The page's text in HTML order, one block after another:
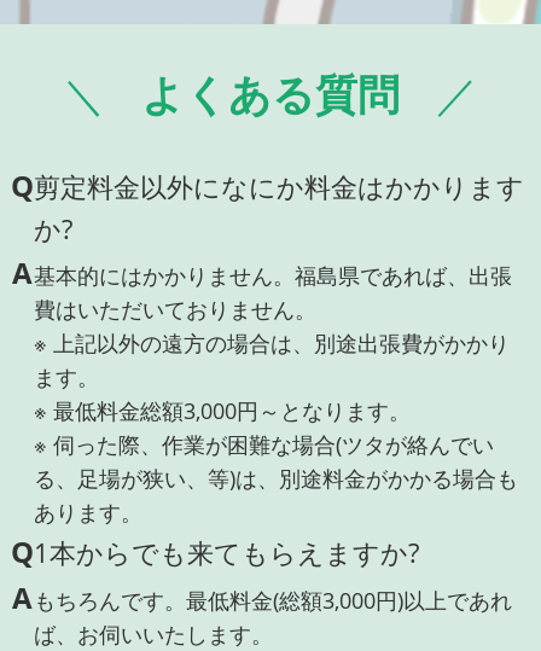
よくある質問
Q剪定料金以外になにか料金はかかります
か?
A基本的にはかかりません。福島県であれば、出張
費はいただいておりません。
※ 上記以外の遠方の場合は、別途出張費がかかり
ます。
※ 最低料金総額3,000円～となります。
※ 伺った際、作業が困難な場合(ツタが絡んでい
る、足場が狭い、等)は、別途料金がかかる場合も
あります。
Q1本からでも来てもらえますか?
Aもちろんです。最低料金(総額3,000円)以上であれ
ば、お伺いいたします。